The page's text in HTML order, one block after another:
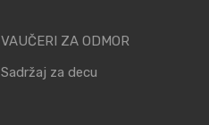
VAUČERI ZA ODMOR
Sadržaj za decu